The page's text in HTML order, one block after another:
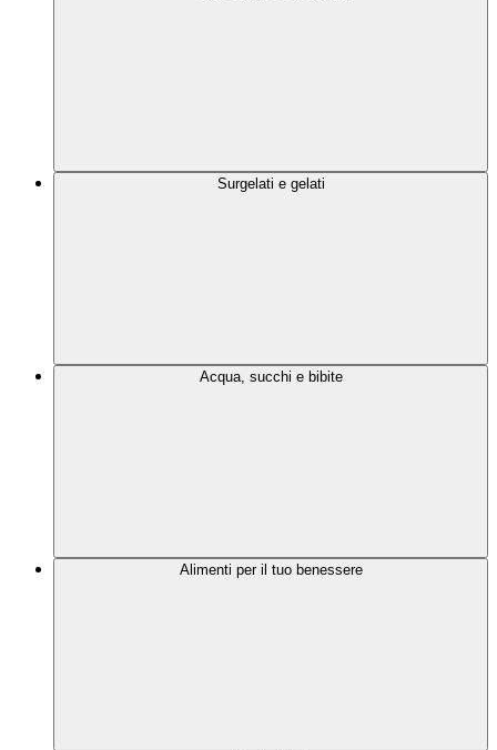
Surgelati e gelati
Acqua, succhi e bibite
Alimenti per il tuo benessere